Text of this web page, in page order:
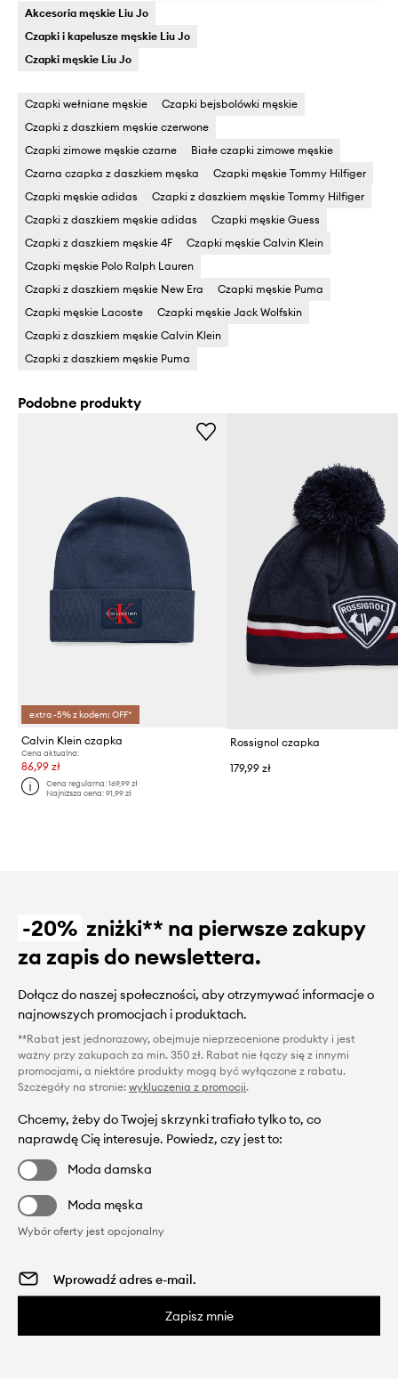
Akcesoria męskie Liu Jo
Czapki i kapelusze męskie Liu Jo
Czapki męskie Liu Jo
Czapki wełniane męskie
Czapki bejsbolówki męskie
Czapki z daszkiem męskie czerwone
Czapki zimowe męskie czarne
Białe czapki zimowe męskie
Czarna czapka z daszkiem męska
Czapki męskie Tommy Hilfiger
Czapki męskie adidas
Czapki z daszkiem męskie Tommy Hilfiger
Czapki z daszkiem męskie adidas
Czapki męskie Guess
Czapki z daszkiem męskie 4F
Czapki męskie Calvin Klein
Czapki męskie Polo Ralph Lauren
Czapki z daszkiem męskie New Era
Czapki męskie Puma
Czapki męskie Lacoste
Czapki męskie Jack Wolfskin
Czapki z daszkiem męskie Calvin Klein
Czapki z daszkiem męskie Puma
Podobne produkty
extra -5% z kodem: OFF*
Calvin Klein czapka
Cena aktualna:
86,99 zł
Cena regularna:169,99 zł
Najniższa cena:91,99 zł
Rossignol czapka
179,99 zł
-20% zniżki** na pierwsze zakupy
za zapis do newslettera.
Dołącz do naszej społeczności, aby otrzymywać informacje o
najnowszych promocjach i produktach.
**Rabat jest jednorazowy, obejmuje nieprzecenione produkty i jest
ważny przy zakupach za min. 350 zł. Rabat nie łączy się z innymi
promocjami, a niektóre produkty mogą być wyłączone z rabatu.
Szczegóły na stronie: wykluczenia z promocji.
Chcemy, żeby do Twojej skrzynki trafiało tylko to, co
naprawdę Cię interesuje. Powiedz, czy jest to:
Moda damska
Moda męska
Wybór oferty jest opcjonalny
Zapisz mnie